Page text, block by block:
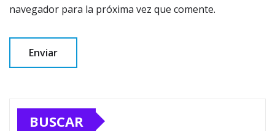
navegador para la próxima vez que comente.
BUSCAR